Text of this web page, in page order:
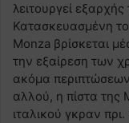
λειτουργεί
Κατασκευασμένη το
Monza βρίσκεται
την εξαίρεση των
ακόμα
αλλού, η πίστα της
ιταλικού γκραν